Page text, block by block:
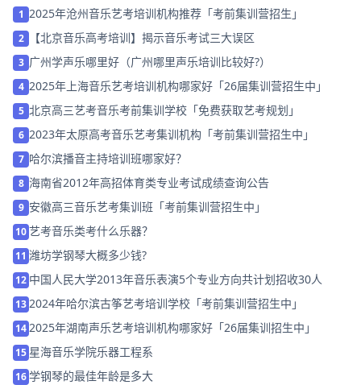
1 2025年沧州音乐艺考培训机构推荐「考前集训营招生」
2 【北京音乐高考培训】揭示音乐考试三大误区
3 广州学声乐哪里好（广州哪里声乐培训比较好?）
4 2025年上海音乐艺考培训机构哪家好「26届集训营招生中」
5 北京高三艺考音乐考前集训学校「免费获取艺考规划」
6 2023年太原高考音乐艺考集训机构「考前集训营招生中」
7 哈尔滨播音主持培训班哪家好？
8 海南省2012年高招体育类专业考试成绩查询公告
9 安徽高三音乐艺考集训班「考前集训营招生中」
10艺考音乐类考什么乐器？
11 潍坊学钢琴大概多少钱?
12 中国人民大学2013年音乐表演5个专业方向共计划招收30人
132024年哈尔滨古筝艺考培训学校「考前集训营招生中」
142025年湖南声乐艺考培训机构哪家好「26届集训招生中」
15 星海音乐学院乐器工程系
16学钢琴的最佳年龄是多大